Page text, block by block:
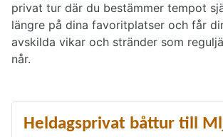
privat tur där du bestämmer tempot
längre på dina favoritplatser och får
avskilda vikar och stränder som
når.
Heldagsprivat båttur till